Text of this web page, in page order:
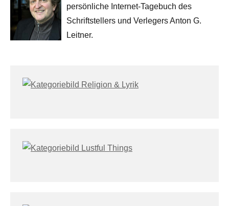
persönliche Internet-Tagebuch des
Schriftstellers und Verlegers Anton G.
Leitner.